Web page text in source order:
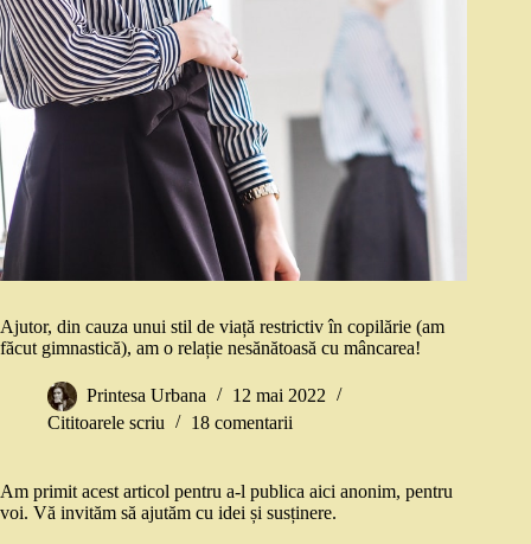
Ajutor, din cauza unui stil de viață restrictiv în copilărie (am
făcut gimnastică), am o relație nesănătoasă cu mâncarea!
Printesa Urbana
12 mai 2022
Cititoarele scriu
18 comentarii
Am primit acest articol pentru a-l publica aici anonim, pentru
voi. Vă invităm să ajutăm cu idei și susținere.